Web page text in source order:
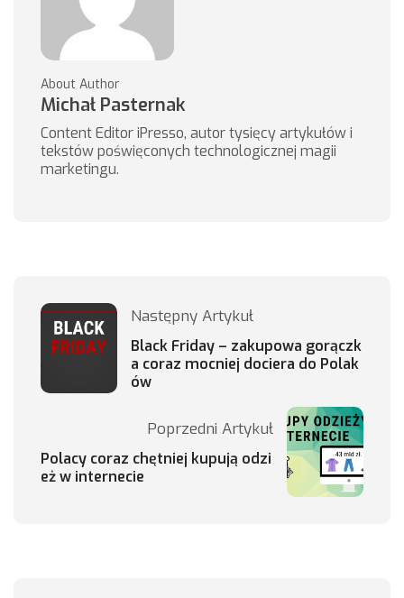
About Author
Michał Pasternak
Content Editor iPresso, autor tysięcy artykułów i
tekstów poświęconych technologicznej magii
marketingu.
Następny Artykuł
Black Friday – zakupowa gorączk
a coraz mocniej dociera do Polak
ów
Poprzedni Artykuł
Polacy coraz chętniej kupują odzi
eż w internecie